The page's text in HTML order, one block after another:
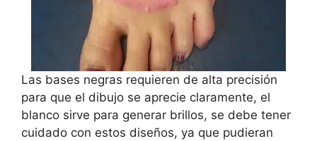
Las bases negras requieren de alta precisión
para que el dibujo se aprecie claramente, el
blanco sirve para generar brillos, se debe tener
cuidado con estos diseños, ya que pudieran